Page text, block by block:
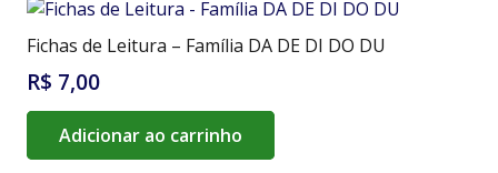
Fichas de Leitura – Família DA DE DI DO DU
R$ 7,00
Adicionar ao carrinho